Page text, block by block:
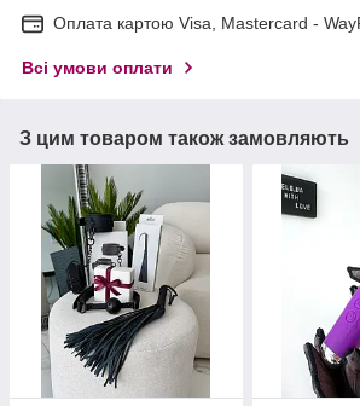
Оплата картою Visa, Mastercard -
Всі умови оплати
З цим товаром також замовляють